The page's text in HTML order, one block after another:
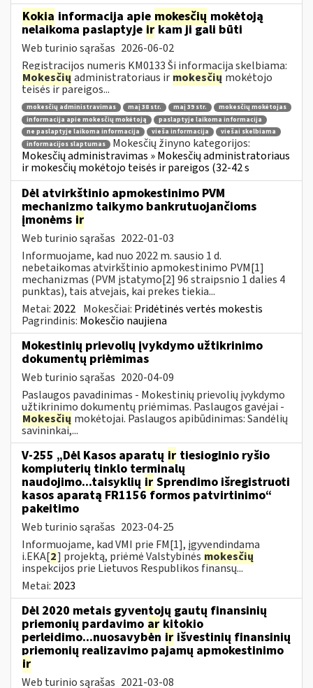
Kokia informacija apie mokesčių mokėtoją
nelaikoma paslaptyje irkam ji gali būti
Web turinio sąrašas 2026-06-02
Registracijos numeris KM0133 Ši informacija skelbiama:
Mokesčių administratoriaus ir mokesčių mokėtojo
teisės ir pareigos...
mokesčių administravimas maį 38 str. maį 39 str.
mokesčių mokėtojas
informacija apie mokesčių mokėtoją
paslaptyje laikoma informacija
ne paslaptyje laikoma informacija
vieša informacija
viešai skelbiama
informacijos slaptumas
Mokesčių žinyno kategorijos:
Mokesčių administravimas » Mokesčių administratoriaus
ir mokesčių mokėtojo teisės ir pareigos (32-42 s
Dėl atvirkštinio apmokestinimo PVM
mechanizmo taikymo bankrutuojančioms
įmonėms ir
Web turinio sąrašas 2022-01-03
Informuojame, kad nuo 2022 m. sausio 1 d.
nebetaikomas atvirkštinio apmokestinimo PVM[1]
mechanizmas (PVM įstatymo[2] 96 straipsnio 1 dalies 4
punktas), tais atvejais, kai prekes tiekia...
Metai: 2022 Mokesčiai: Pridėtinės vertės mokestis
Pagrindinis: Mokesčio naujiena
Mokestinių prievolių įvykdymo užtikrinimo
dokumentų priėmimas
Web turinio sąrašas 2020-04-09
Paslaugos pavadinimas - Mokestinių prievolių įvykdymo
užtikrinimo dokumentų priėmimas. Paslaugos gavėjai -
Mokesčių mokėtojai. Paslaugos apibūdinimas: Sandėlių
savininkai,...
V-255 „Dėl Kasos aparatų ir tiesioginio ryšio
kompiuterių tinklo terminalų
naudojimo...taisyklių ir Sprendimo išregistruoti
kasos aparatą FR1156 formos patvirtinimo“
pakeitimo
Web turinio sąrašas 2023-04-25
Informuojame, kad VMI prie FM[1], įgyvendindama
i.EKA[2] projektą, priėmė Valstybinės mokesčių
inspekcijos prie Lietuvos Respublikos finansų...
Metai: 2023
Dėl 2020 metais gyventojų gautų finansinių
priemonių pardavimo ar kitokio
perleidimo...nuosavybėn ir išvestinių finansinių
priemonių realizavimo pajamų apmokestinimo
ir
Web turinio sąrašas 2021-03-08